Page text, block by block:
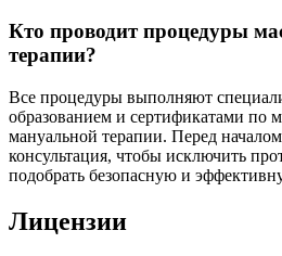
Кто проводит процедуры
терапии?
Все процедуры выполняют
образованием и сертификатами по
мануальной терапии. Перед
консультация, чтобы исключить
подобрать безопасную и
Лицензии